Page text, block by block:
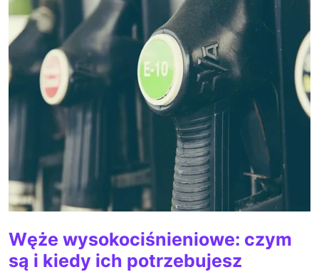
Węże wysokociśnieniowe: czym
są i kiedy ich potrzebujesz